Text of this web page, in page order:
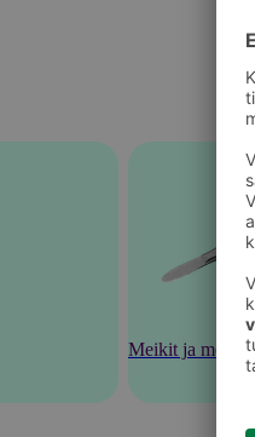
Meikit ja